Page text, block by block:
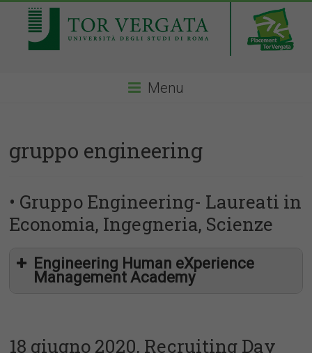
Menu
gruppo engineering
• Gruppo Engineering- Laureati in
Economia, Ingegneria, Scienze
Engineering Human eXperience
Management Academy
18 giugno 2020, Recruiting Day